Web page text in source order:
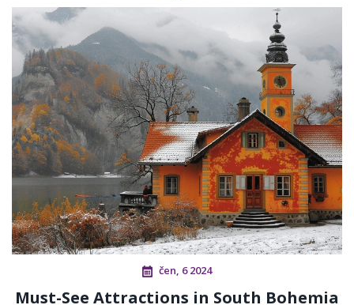
čen, 6 2024
Must-See Attractions in South Bohemia